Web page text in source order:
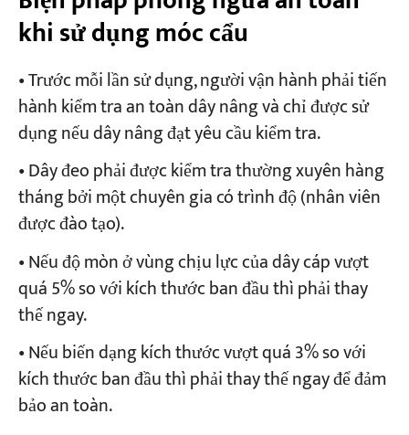
khi sử dụng móc cẩu
• Trước mỗi lần sử dụng, người vận hành phải tiến
hành kiểm tra an toàn dây nâng và chỉ được sử
dụng nếu dây nâng đạt yêu cầu kiểm tra.
• Dây đeo phải được kiểm tra thường xuyên hàng
tháng bởi một chuyên gia có trình độ (nhân viên
được đào tạo).
• Nếu độ mòn ở vùng chịu lực của dây cáp vượt
quá 5% so với kích thước ban đầu thì phải thay
thế ngay.
• Nếu biến dạng kích thước vượt quá 3% so với
kích thước ban đầu thì phải thay thế ngay để đảm
bảo an toàn.